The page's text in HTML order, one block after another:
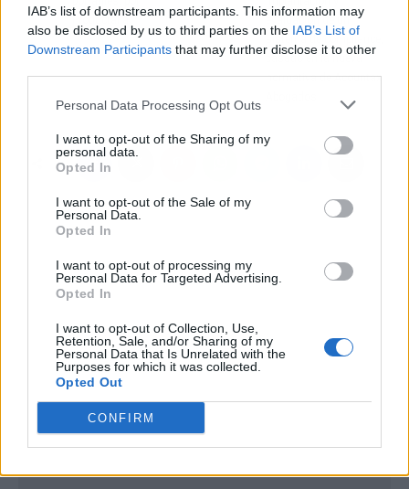
IAB’s list of downstream participants. This information may
also be disclosed by us to third parties on the IAB’s List of
Downstream Participants that may further disclose it to other
Personal Data Processing Opt Outs
I want to opt-out of the Sharing of my
personal data.
Opted In
I want to opt-out of the Sale of my
Personal Data.
Opted In
I want to opt-out of processing my
Personal Data for Targeted Advertising.
Opted In
I want to opt-out of Collection, Use,
Retention, Sale, and/or Sharing of my
Personal Data that Is Unrelated with the
Purposes for which it was collected.
Opted Out
CONFIRM
Productalia
evaluación de un
sistema de compliance,
basado en la nueva
normativa de Acountax